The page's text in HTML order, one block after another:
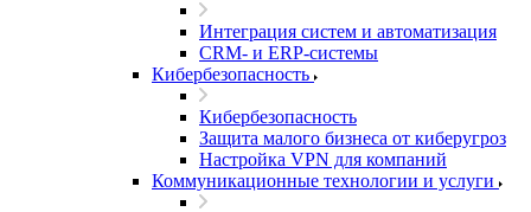
Интеграция систем и автоматизация
CRM- и ERP-системы
Кибербезопасность
Кибербезопасность
Защита малого бизнеса от киберугроз
Настройка VPN для компаний
Коммуникационные технологии и услуги